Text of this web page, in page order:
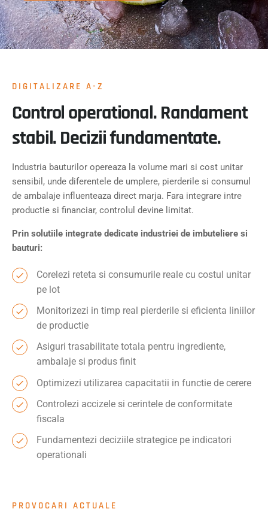
DIGITALIZARE A-Z
Control operational. Randament
stabil. Decizii fundamentate.
Industria bauturilor opereaza la volume mari si cost unitar
sensibil, unde diferentele de umplere, pierderile si consumul
de ambalaje influenteaza direct marja. Fara integrare intre
productie si financiar, controlul devine limitat.
Prin solutiile integrate dedicate industriei de imbuteliere si
bauturi:
Corelezi reteta si consumurile reale cu costul unitar
pe lot
Monitorizezi in timp real pierderile si eficienta liniilor
de productie
Asiguri trasabilitate totala pentru ingrediente,
ambalaje si produs finit
Optimizezi utilizarea capacitatii in functie de cerere
Controlezi accizele si cerintele de conformitate
fiscala
Fundamentezi deciziile strategice pe indicatori
operationali
PROVOCARI ACTUALE